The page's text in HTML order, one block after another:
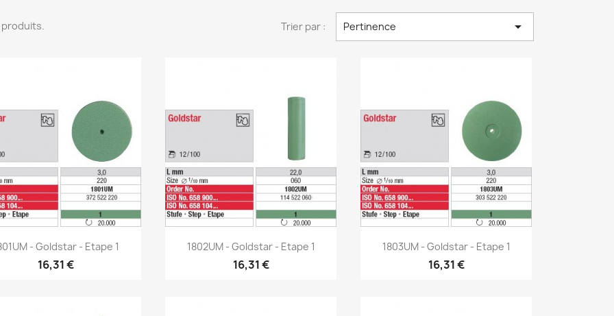
produits. Trier par : Pertinence 
Aperçu rapide
- Goldstar - Etape 1
16,31 €
Aperçu rapide
1802UM - Goldstar - Etape 1
16,31 €
Aperçu rapide
1803UM - Goldstar - Etape 1
16,31 €